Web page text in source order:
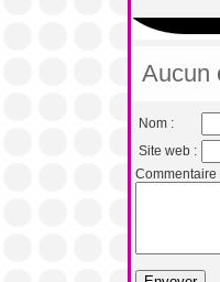
Aucun
Nom :
Site web :
Commentaire